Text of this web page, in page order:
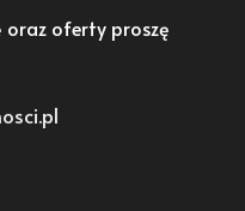
oraz oferty proszę